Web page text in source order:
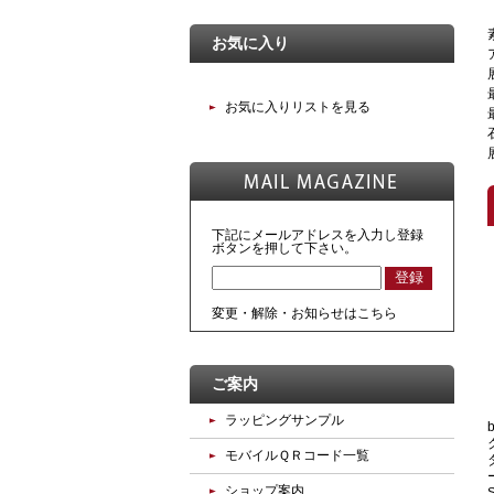
お気に入り
お気に入りリストを見る
下記にメールアドレスを入力し登録
ボタンを押して下さい。
変更・解除・お知らせはこちら
ご案内
ラッピングサンプル
モバイルＱＲコード一覧
ショップ案内